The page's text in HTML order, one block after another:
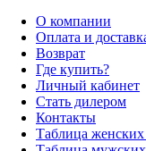
О компании
Оплата и
Возврат
Где купить?
Личный кабинет
Стать дилером
Контакты
Таблица женских